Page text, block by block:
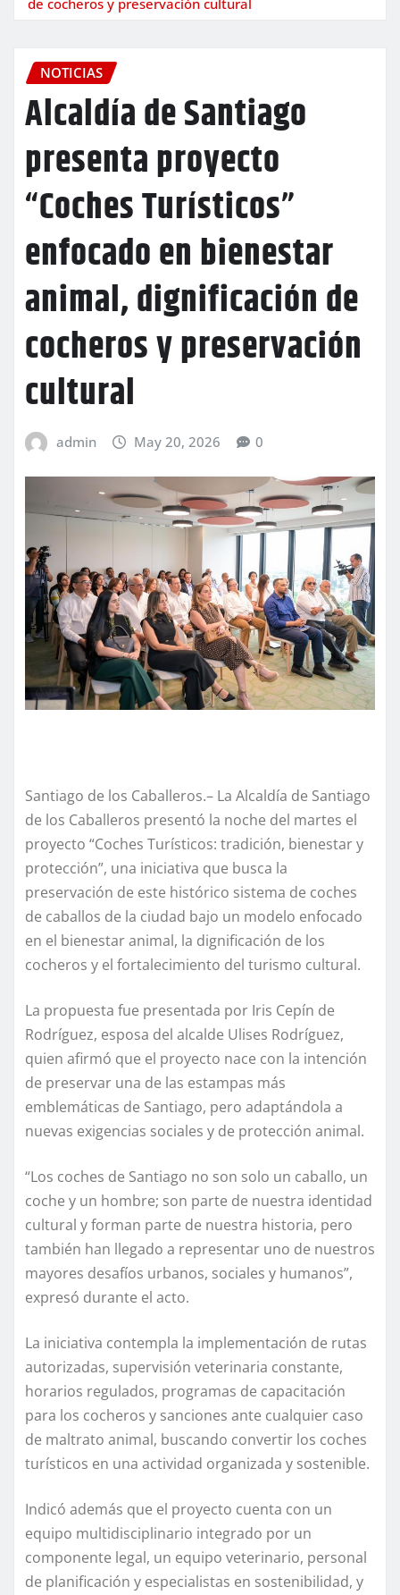
NOTICIAS
Alcaldía de Santiago
presenta proyecto
“Coches Turísticos”
enfocado en bienestar
animal, dignificación de
cocheros y preservación
cultural
admin May 20, 2026 0
Santiago de los Caballeros.– La Alcaldía de Santiago
de los Caballeros presentó la noche del martes el
proyecto “Coches Turísticos: tradición, bienestar y
protección”, una iniciativa que busca la
preservación de este histórico sistema de coches
de caballos de la ciudad bajo un modelo enfocado
en el bienestar animal, la dignificación de los
cocheros y el fortalecimiento del turismo cultural.
La propuesta fue presentada por Iris Cepín de
Rodríguez, esposa del alcalde Ulises Rodríguez,
quien afirmó que el proyecto nace con la intención
de preservar una de las estampas más
emblemáticas de Santiago, pero adaptándola a
nuevas exigencias sociales y de protección animal.
“Los coches de Santiago no son solo un caballo, un
coche y un hombre; son parte de nuestra identidad
cultural y forman parte de nuestra historia, pero
también han llegado a representar uno de nuestros
mayores desafíos urbanos, sociales y humanos”,
expresó durante el acto.
La iniciativa contempla la implementación de rutas
autorizadas, supervisión veterinaria constante,
horarios regulados, programas de capacitación
para los cocheros y sanciones ante cualquier caso
de maltrato animal, buscando convertir los coches
turísticos en una actividad organizada y sostenible.
Indicó además que el proyecto cuenta con un
equipo multidisciplinario integrado por un
componente legal, un equipo veterinario, personal
de planificación y especialistas en sostenibilidad, y